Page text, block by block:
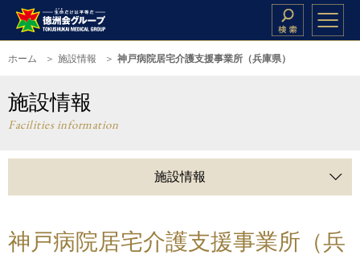
ホーム 施設情報 神戸病院居宅介護支援事業所（兵庫県）
施設情報
Facilities information
施設情報
神戸病院居宅介護支援事業所（兵